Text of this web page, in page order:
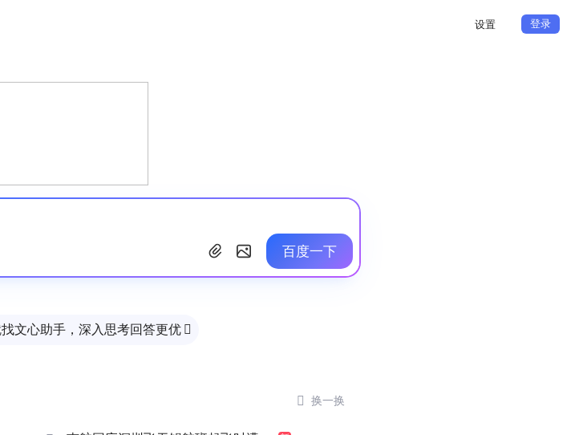
设置 登录
百度一下
文心助手，深入思考回答更优 
 换一换